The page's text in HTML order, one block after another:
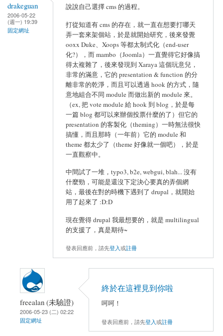
drakeguan
2006-05-22
(週一) 19:39
固定網址
說說自己選擇 cms 的過程。
打從知道有 cms 的存在，就一直在想要打哪天
弄一套來架個站，於是就開始研究，後來發覺
ooxx Duke、Xoops 等都太制式化（end-user
化?），而 mambo（Joomla）一直覺得它好像搞
得太複雜了，後來發現到 Xaraya 這個玩意兒，
非常的滿意，它的 presentation & function 的分
離非常的乾淨，而且可以透過 hook 的方式，隨
意地組合不同 module 而做出新的 module 來。
（ex, 把 vote module 給 hook 到 blog，於是每
一篇 blog 都可以來辦個投票什麼的了）但它的
presentation 的客製化（theming）一時無法很快
搞懂，而且那時（一年前）它的 module 和
theme 都太少了（theme 好像就一個吧），於是
一直觀察中。
中間試了一堆，typo3, b2e, webgui, blah... 沒有
什麼勁，可能是還沒下定決心要真的弄個網
站，最後在對的時機下遇到了 drupal，就開始
用了起來了 :D:D
現在覺得 drupal 我最想要的，就是 multilingual
的支援了，真是期待~
發表回應前，請先登入或註冊
freealan (未驗證)
2006-05-23 (二) 02:22
固定網址
終於在這裡見到你啦
呵呵！
發表回應前，請先登入或註冊